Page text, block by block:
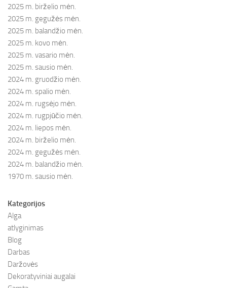
2025 m. birželio mėn.
2025 m. gegužės mėn.
2025 m. balandžio mėn.
2025 m. kovo mėn.
2025 m. vasario mėn.
2025 m. sausio mėn.
2024 m. gruodžio mėn.
2024 m. spalio mėn.
2024 m. rugsėjo mėn.
2024 m. rugpjūčio mėn.
2024 m. liepos mėn.
2024 m. birželio mėn.
2024 m. gegužės mėn.
2024 m. balandžio mėn.
1970 m. sausio mėn.
Kategorijos
Alga
atlyginimas
Blog
Darbas
Daržovės
Dekoratyviniai augalai